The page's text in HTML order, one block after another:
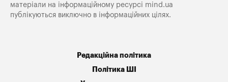
матеріали на інформаційному ресурсі mind.ua
публікуються виключно в інформаційних цілях.
Редакційна політика
Політика ШІ